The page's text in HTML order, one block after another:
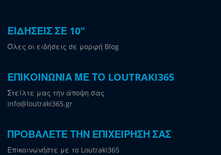
ΕΙΔΗΣΕΙΣ ΣΕ 10"
Όλες οι ειδήσεις σε μορφή Blog
ΕΠΙΚΟΙΝΩΝΙΑ ΜΕ ΤΟ LOUTRAKI365
Στείλτε μας την άποψη σας
info@loutraki365.gr
ΠΡΟΒΑΛΕΤΕ ΤΗΝ ΕΠΙΧΕΙΡΗΣΗ ΣΑΣ
Επικοινωνήστε με το Loutraki365